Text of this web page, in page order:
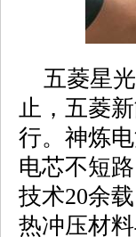
五菱星光
止，五菱
行。神炼
电芯不短
技术20余
热冲压材